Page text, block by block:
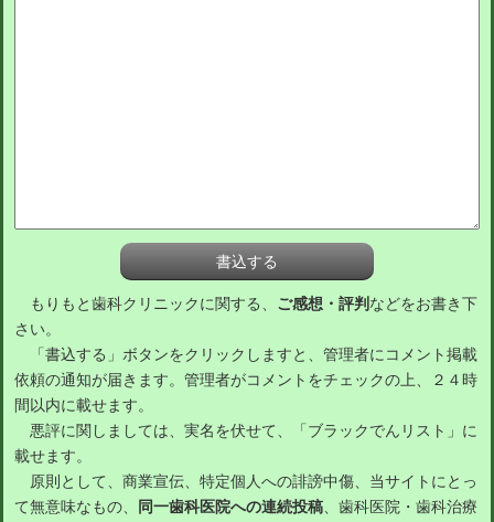
もりもと歯科クリニックに関する、 ご感想・評判 などをお書き下
さい。
「書込する」ボタンをクリックしますと、管理者にコメント掲載
依頼の通知が届きます。管理者がコメントをチェックの上、２４時
間以内に載せます。
悪評に関しましては、実名を伏せて、「ブラックでんリスト」に
載せます。
原則として、商業宣伝、特定個人への誹謗中傷、当サイトにとっ
て無意味なもの、
同一歯科医院への連続投稿、歯科医院・歯科治療